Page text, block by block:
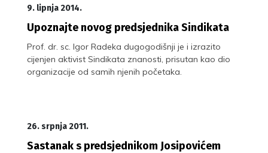
9. lipnja 2014.
Upoznajte novog predsjednika Sindikata
Prof. dr. sc. Igor Radeka dugogodišnji je i izrazito
cijenjen aktivist Sindikata znanosti, prisutan kao dio
organizacije od samih njenih početaka.
26. srpnja 2011.
Sastanak s predsjednikom Josipovićem